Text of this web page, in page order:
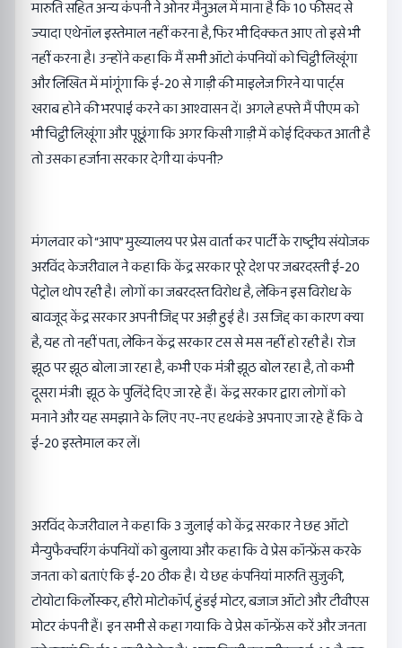
मारुति सहित अन्य कंपनी ने ओनर मैनुअल में माना है कि 10 फीसद से
ज्यादा एथेनॉल इस्तेमाल नहीं करना है, फिर भी दिक्कत आए तो इसे भी
नहीं करना है। उन्होंने कहा कि मैं सभी ऑटो कंपनियों को चिट्ठी लिखूंगा
और लिखित में मांगूंगा कि ई-20 से गाड़ी की माइलेज गिरने या पार्ट्स
खराब होने की भरपाई करने का आश्वासन दें। अगले हफ्ते मैं पीएम को
भी चिट्ठी लिखूंगा और पूछूंगा कि अगर किसी गाड़ी में कोई दिक्कत आती है
तो उसका हर्जाना सरकार देगी या कंपनी?
मंगलवार को “आप” मुख्यालय पर प्रेस वार्ता कर पार्टी के राष्ट्रीय संयोजक
अरविंद केजरीवाल ने कहा कि केंद्र सरकार पूरे देश पर जबरदस्ती ई-20
पेट्रोल थोप रही है। लोगों का जबरदस्त विरोध है, लेकिन इस विरोध के
बावजूद केंद्र सरकार अपनी जिद्द पर अड़ी हुई है। उस जिद्द का कारण क्या
है, यह तो नहीं पता, लेकिन केंद्र सरकार टस से मस नहीं हो रही है। रोज
झूठ पर झूठ बोला जा रहा है, कभी एक मंत्री झूठ बोल रहा है, तो कभी
दूसरा मंत्री। झूठ के पुलिंदे दिए जा रहे हैं। केंद्र सरकार द्वारा लोगों को
मनाने और यह समझाने के लिए नए-नए हथकंडे अपनाए जा रहे हैं कि वे
ई-20 इस्तेमाल कर लें।
अरविंद केजरीवाल ने कहा कि 3 जुलाई को केंद्र सरकार ने छह ऑटो
मैन्युफैक्चरिंग कंपनियों को बुलाया और कहा कि वे प्रेस कॉन्फ्रेंस करके
जनता को बताएं कि ई-20 ठीक है। ये छह कंपनियां मारुति सुजुकी,
टोयोटा किर्लाेस्कर, हीरो मोटोकॉर्प, हुंडई मोटर, बजाज ऑटो और टीवीएस
मोटर कंपनी हैं। इन सभी से कहा गया कि वे प्रेस कॉन्फ्रेंस करें और जनता